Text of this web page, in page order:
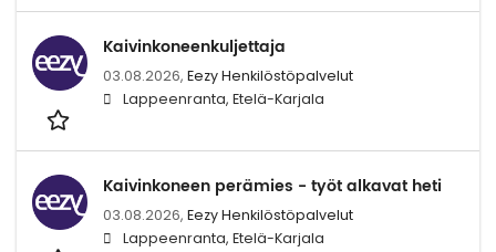
Kaivinkoneenkuljettaja
03.08.2026, Eezy Henkilöstöpalvelut
Lappeenranta, Etelä-Karjala
Kaivinkoneen perämies - työt alkavat heti
03.08.2026, Eezy Henkilöstöpalvelut
Lappeenranta, Etelä-Karjala